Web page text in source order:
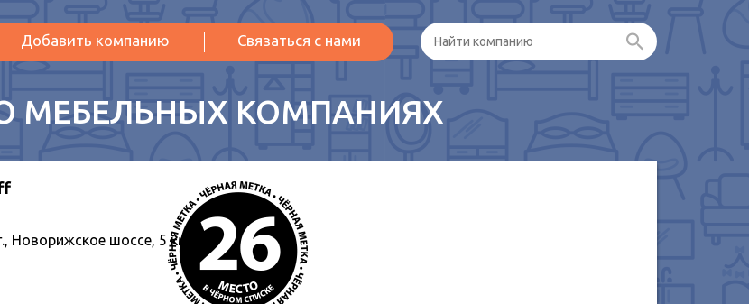
Добавить компанию Связаться с нами
МЕБЕЛЬНЫХ КОМПАНИЯХ
Новорижское шоссе, 5 км от МКАД